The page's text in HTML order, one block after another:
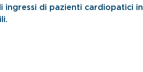
ingressi di pazienti cardiopatici in